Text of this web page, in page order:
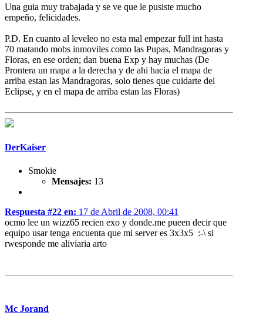
Una guia muy trabajada y se ve que le pusiste mucho
empeño, felicidades.
P.D. En cuanto al leveleo no esta mal empezar full int hasta
70 matando mobs inmoviles como las Pupas, Mandragoras y
Floras, en ese orden; dan buena Exp y hay muchas (De
Prontera un mapa a la derecha y de ahi hacia el mapa de
arriba estan las Mandragoras, solo tienes que cuidarte del
Eclipse, y en el mapa de arriba estan las Floras)
DerKaiser
Smokie
Mensajes: 13
Respuesta #22 en: 17 de Abril de 2008, 00:41
ocmo lee un wizz65 recien exo y donde.me pueen decir que
equipo usar tenga encuenta que mi server es 3x3x5 :-\ si
rwesponde me aliviaria arto
Mc Jorand